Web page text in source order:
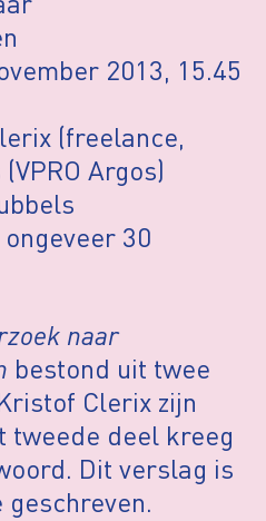
2013, 15.45
(freelance,
Argos)
ongeveer 30
naar
bestond uit twee
Clerix zijn
tweede deel kreeg
Dit verslag is